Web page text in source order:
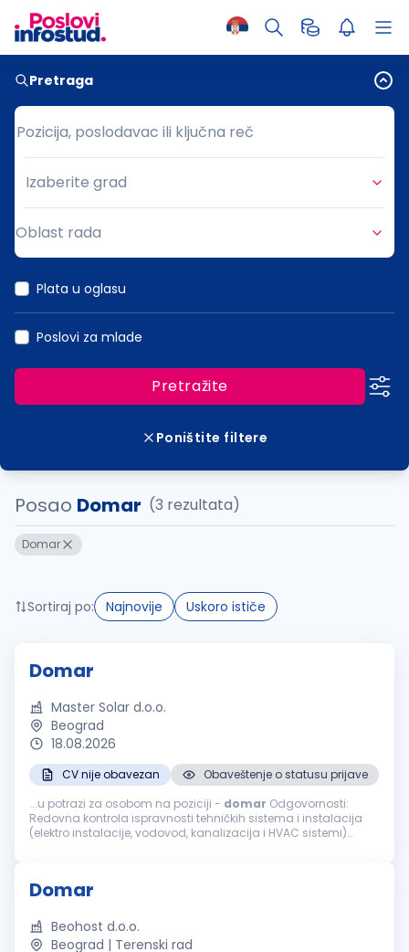
Pretraga
Pozicija, poslodavac ili ključna reč
Pozicija, poslodavac ili ključna reč
Grad
Izaberite grad
Oblast rada
Plata u oglasu
Poslovi za mlade
Pretražite
Poništite filtere
Posao Domar (3 rezultata)
Domar
Sortiraj po: Najnovije Uskoro ističe
Domar
Master Solar d.o.o.
Beograd
18.08.2026
CV nije obavezan
Obaveštenje o statusu prijave
...u potrazi za osobom na poziciji - domar Odgovornosti:
Redovna kontrola ispravnosti tehničkih sistema i instalacija
(elektro instalacije, vodovod, kanalizacija i HVAC sistemi)
Domar
Beohost d.o.o.
Beograd | Terenski rad